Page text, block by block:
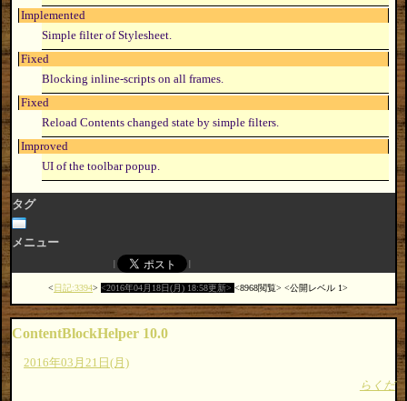
Implemented
Simple filter of Stylesheet.
Fixed
Blocking inline-scripts on all frames.
Fixed
Reload Contents changed state by simple filters.
Improved
UI of the toolbar popup.
タグ
メニュー
日記:3394 2016年04月18日(月) 18:58更新 8968閲覧 公開レベル 1
ContentBlockHelper 10.0
2016年03月21日(月)
らくだ